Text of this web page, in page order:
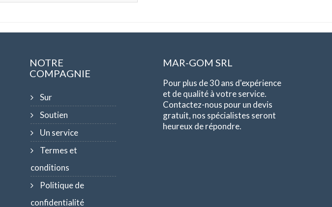
NOTRE
COMPAGNIE
Sur
Soutien
Un service
Termes et
conditions
Politique de
confidentialité
MAR-GOM SRL
Pour plus de 30 ans d'expérience
et de qualité à votre service.
Contactez-nous pour un devis
gratuit, nos spécialistes seront
heureux de répondre.